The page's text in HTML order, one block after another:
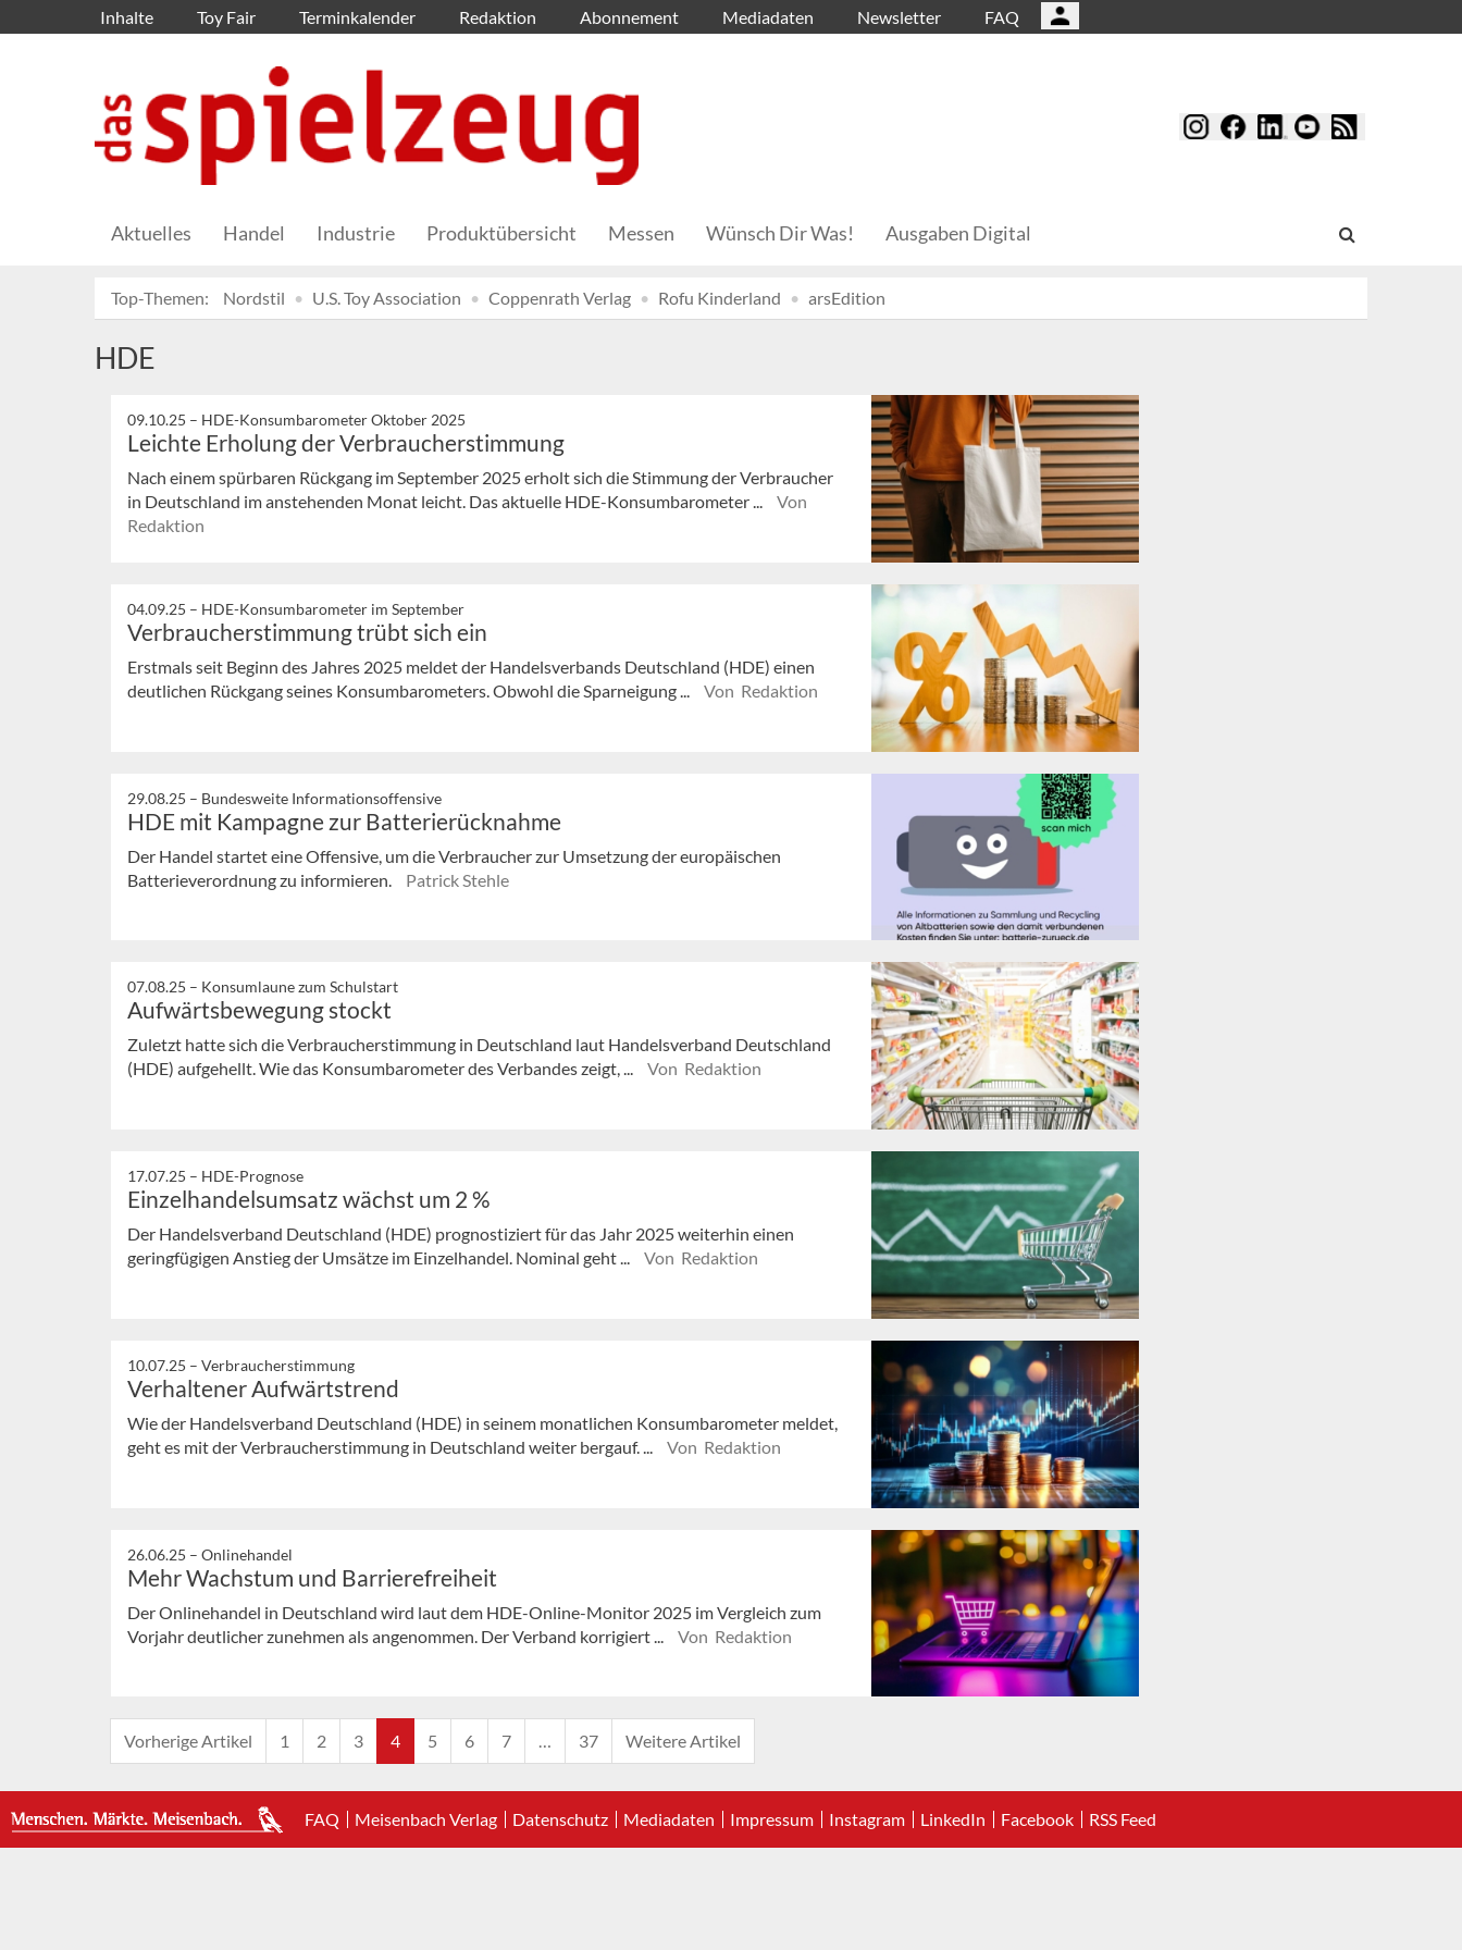
Inhalte Toy Fair Terminkalender Redaktion Abonnement Mediadaten Newsletter FAQ
Aktuelles Handel Industrie Produktübersicht Messen Wünsch Dir Was! Ausgaben Digital
Top-Themen: Nordstil U.S. Toy Association Coppenrath Verlag Rofu Kinderland arsEdition
HDE
09.10.25 – HDE-Konsumbarometer Oktober 2025
Leichte Erholung der Verbraucherstimmung
Nach einem spürbaren Rückgang im September 2025 erholt sich die Stimmung der Verbraucher
in Deutschland im anstehenden Monat leicht. Das aktuelle HDE-Konsumbarometer ...
Von
Redaktion
04.09.25 – HDE-Konsumbarometer im September
Verbraucherstimmung trübt sich ein
Erstmals seit Beginn des Jahres 2025 meldet der Handelsverbands Deutschland (HDE) einen
deutlichen Rückgang seines Konsumbarometers. Obwohl die Sparneigung ...
Von Redaktion
29.08.25 – Bundesweite Informationsoffensive
HDE mit Kampagne zur Batterierücknahme
Der Handel startet eine Offensive, um die Verbraucher zur Umsetzung der europäischen
Batterieverordnung zu informieren.
Patrick Stehle
07.08.25 – Konsumlaune zum Schulstart
Aufwärtsbewegung stockt
Zuletzt hatte sich die Verbraucherstimmung in Deutschland laut Handelsverband Deutschland
(HDE) aufgehellt. Wie das Konsumbarometer des Verbandes zeigt, ...
Von Redaktion
17.07.25 – HDE-Prognose
Einzelhandelsumsatz wächst um 2 %
Der Handelsverband Deutschland (HDE) prognostiziert für das Jahr 2025 weiterhin einen
geringfügigen Anstieg der Umsätze im Einzelhandel. Nominal geht ...
Von Redaktion
10.07.25 – Verbraucherstimmung
Verhaltener Aufwärtstrend
Wie der Handelsverband Deutschland (HDE) in seinem monatlichen Konsumbarometer meldet,
geht es mit der Verbraucherstimmung in Deutschland weiter bergauf. ...
Von Redaktion
26.06.25 – Onlinehandel
Mehr Wachstum und Barrierefreiheit
Der Onlinehandel in Deutschland wird laut dem HDE-Online-Monitor 2025 im Vergleich zum
Vorjahr deutlicher zunehmen als angenommen. Der Verband korrigiert ...
Von Redaktion
Vorherige Artikel 1 2 3 4 5 6 7 … 37 Weitere Artikel
FAQ Meisenbach Verlag Datenschutz Mediadaten Impressum Instagram LinkedIn Facebook RSS Feed